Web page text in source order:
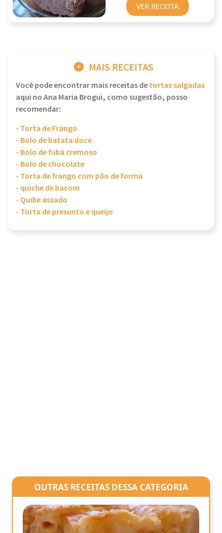
VER RECEITA
MAIS RECEITAS
Você pode encontrar mais receitas detortas salgadas
aqui no Ana Maria Brogui, como sugestão, posso
recomendar:
- Torta de Frango
- Bolo de batata doce
- Bolo de fubá cremoso
- Bolo de chocolate
- Torta de frango com pão de forma
- quiche de bacom
- Quibe assado
- Torta de presunto e queijo
OUTRAS RECEITAS DESSA CATEGORIA